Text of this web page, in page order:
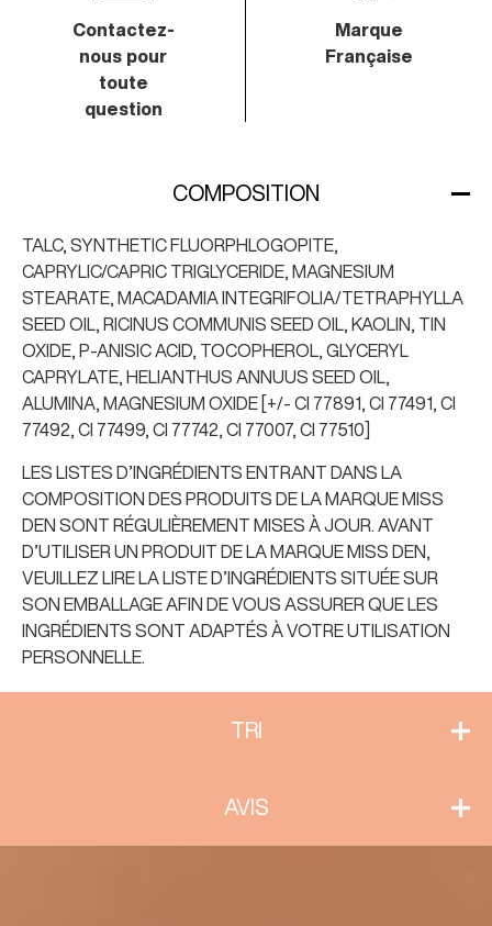
Contactez-
nous pour
toute
question
Marque
Française
COMPOSITION
TALC, SYNTHETIC FLUORPHLOGOPITE,
CAPRYLIC/CAPRIC TRIGLYCERIDE, MAGNESIUM
STEARATE, MACADAMIA INTEGRIFOLIA/TETRAPHYLLA
SEED OIL, RICINUS COMMUNIS SEED OIL, KAOLIN, TIN
OXIDE, P-ANISIC ACID, TOCOPHEROL, GLYCERYL
CAPRYLATE, HELIANTHUS ANNUUS SEED OIL,
ALUMINA, MAGNESIUM OXIDE [+/- CI 77891, CI 77491, CI
77492, CI 77499, CI 77742, CI 77007, CI 77510]
LES LISTES D’INGRÉDIENTS ENTRANT DANS LA
COMPOSITION DES PRODUITS DE LA MARQUE MISS
DEN SONT RÉGULIÈREMENT MISES À JOUR. AVANT
D’UTILISER UN PRODUIT DE LA MARQUE MISS DEN,
VEUILLEZ LIRE LA LISTE D’INGRÉDIENTS SITUÉE SUR
SON EMBALLAGE AFIN DE VOUS ASSURER QUE LES
INGRÉDIENTS SONT ADAPTÉS À VOTRE UTILISATION
PERSONNELLE.
TRI
AVIS